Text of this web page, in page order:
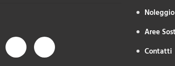
Noleggio
Aree
Contatti